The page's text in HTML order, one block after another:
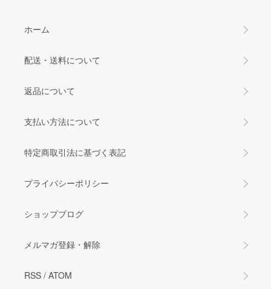
ホーム
配送・送料について
返品について
支払い方法について
特定商取引法に基づく表記
プライバシーポリシー
ショップブログ
メルマガ登録・解除
RSS / ATOM